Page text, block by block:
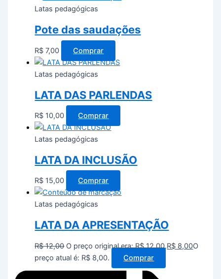
Latas pedagógicas
Pote das saudações
R$ 7,00 Comprar
Latas pedagógicas
LATA DAS PARLENDAS
R$ 10,00 Comprar
Latas pedagógicas
LATA DA INCLUSÃO
R$ 15,00 Comprar
Latas pedagógicas
LATA DA APRESENTAÇÃO
R$12,00 O preço original era: R$ 12,00.R$ 8,00O
preço atual é: R$ 8,00.
Comprar